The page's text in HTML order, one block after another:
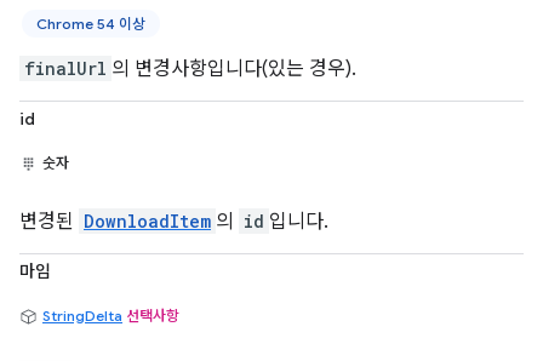
Chrome 54 이상
finalUrl 의 변경사항입니다(있는 경우).
id
숫자
변경된 DownloadItem 의 id 입니다.
마임
StringDelta 선택사항